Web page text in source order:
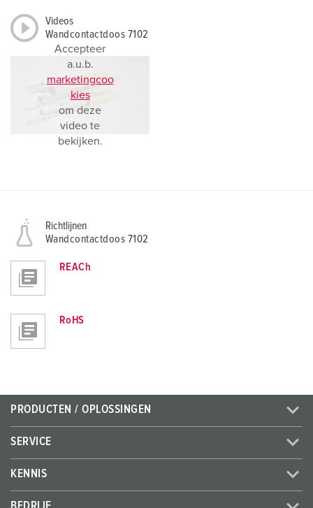
Videos
Wandcontactdoos 7102
Accepteer
a.u.b.
marketingcoo
kies
om deze
video te
bekijken.
Richtlijnen
Wandcontactdoos 7102
REACh
RoHS
PRODUCTEN / OPLOSSINGEN
SERVICE
KENNIS